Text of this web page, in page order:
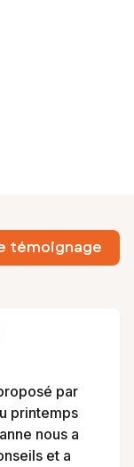
témoignage
par
printemps
nous a
et a